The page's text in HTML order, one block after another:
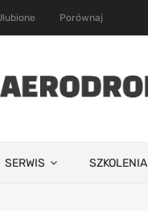
Porównaj
SERWIS SZKOLENIA